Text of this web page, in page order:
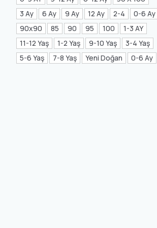
Mea Concept(20)
GLORIA Home
(21)
3 Ay
6 Ay 9 Ay 12 Ay 2-4
0-6 Ay
90x90
85 90 95 100
1-3 AY
11-12 Yaş
1-2 Yaş 9-10 Yaş
3-4 Yaş
5-6 Yaş
7-8 Yaş Yeni Doğan 0-6 Ay